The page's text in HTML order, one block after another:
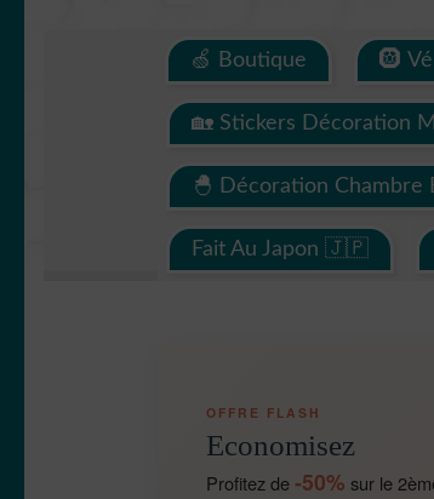
🍏 Boutique 🛞
🏡 Stickers Décoration
🐣 Décoration Chambre
Fait Au Japon 🇯🇵
OFFRE FLASH
Economisez
Profitez de-50% sur le